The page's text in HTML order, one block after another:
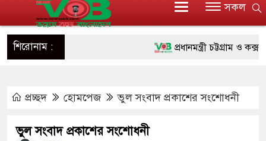
সকল
শিরোনাম : প্রধানমন্ত্রী চট্টগ্রাম ও
রিকশা
প্রচ্ছদ হোমপেজ ভুল সংবাদ প্রকাশের সংশোধনী
ভুল সংবাদ প্রকাশের সংশোধনী